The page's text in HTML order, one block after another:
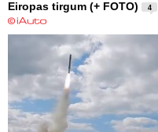
Eiropas tirgum (+ FOTO)
4